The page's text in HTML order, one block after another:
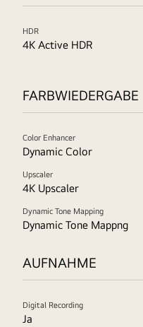
HDR
4K Active HDR
FARBWIEDERGABE
Color Enhancer
Dynamic Color
Upscaler
4K Upscaler
Dynamic Tone Mapping
Dynamic Tone Mappng
AUFNAHME
Digital Recording
Ja